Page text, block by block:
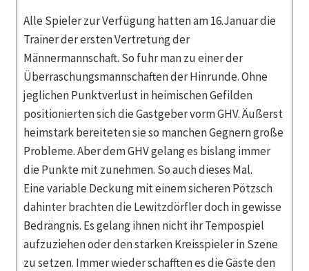
Alle Spieler zur Verfügung hatten am 16.Januar die
Trainer der ersten Vertretung der
Männermannschaft. So fuhr man zu einer der
Überraschungsmannschaften der Hinrunde. Ohne
jeglichen Punktverlust in heimischen Gefilden
positionierten sich die Gastgeber vorm GHV. Äußerst
heimstark bereiteten sie so manchen Gegnern große
Probleme. Aber dem GHV gelang es bislang immer
die Punkte mit zunehmen. So auch dieses Mal.
Eine variable Deckung mit einem sicheren Pötzsch
dahinter brachten die Lewitzdörfler doch in gewisse
Bedrängnis. Es gelang ihnen nicht ihr Tempospiel
aufzuziehen oder den starken Kreisspieler in Szene
zu setzen. Immer wieder schafften es die Gäste den